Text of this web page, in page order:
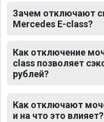
Зачем отключают
Mercedes E-class?
Как отключение
class позволяет
рублей?
Как отключают
и на что это влияет?